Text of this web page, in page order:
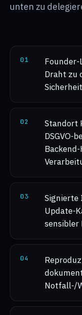
unten zu
01
Draht zu
02
Standort
DSGVO-
03
Update-
sensibler
04
Notfall-/